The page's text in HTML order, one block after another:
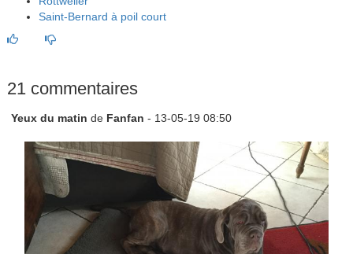
Saint-Bernard à poil court
21 commentaires
Yeux du matin de Fanfan - 13-05-19 08:50